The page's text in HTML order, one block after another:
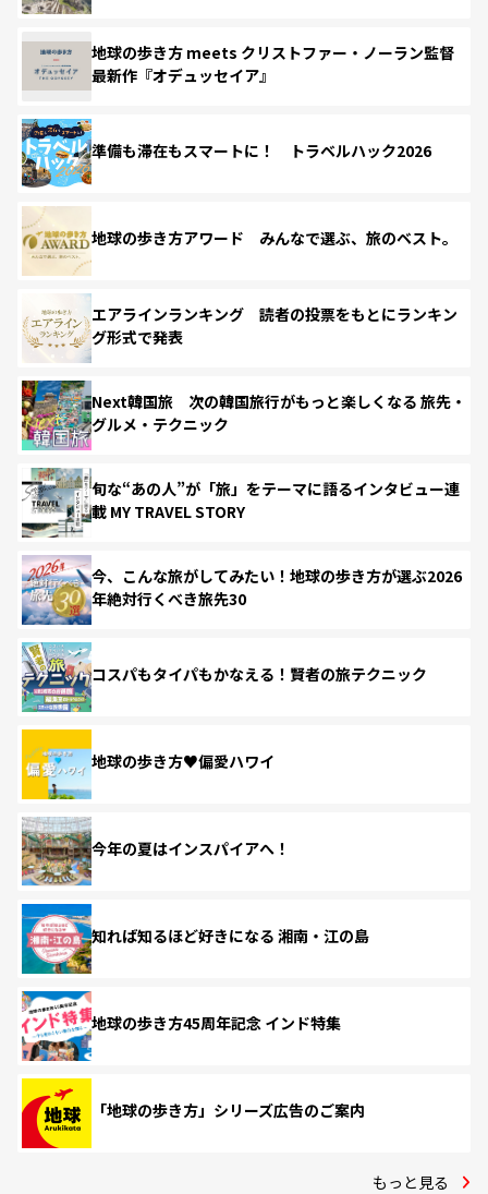
地球の歩き方 meets クリストファー・ノーラン監督
最新作『オデュッセイア』
準備も滞在もスマートに！ トラベルハック2026
地球の歩き方アワード みんなで選ぶ、旅のベスト。
エアラインランキング 読者の投票をもとにランキン
グ形式で発表
Next韓国旅 次の韓国旅行がもっと楽しくなる 旅先・
グルメ・テクニック
旬な“あの人”が「旅」をテーマに語るインタビュー連
載 MY TRAVEL STORY
今、こんな旅がしてみたい！地球の歩き方が選ぶ2026
年絶対行くべき旅先30
コスパもタイパもかなえる！賢者の旅テクニック
地球の歩き方♥偏愛ハワイ
今年の夏はインスパイアへ！
知れば知るほど好きになる 湘南・江の島
地球の歩き方45周年記念 インド特集
「地球の歩き方」シリーズ広告のご案内
もっと見る